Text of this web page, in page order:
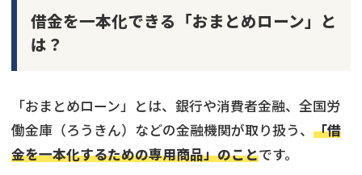
借金を一本化できる「おまとめローン」と
は？
「おまとめローン」とは、銀行や消費者金融、全国労
働金庫（ろうきん）などの金融機関が取り扱う、 「借
金を一本化するための専用商品」のことです。